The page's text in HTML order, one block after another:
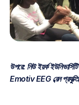
উপরে: নিউ ইয়র্ক
Emotiv EEG ব্রেন প্রযুক্তি